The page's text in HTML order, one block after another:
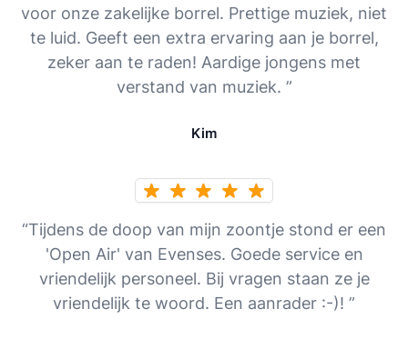
voor onze zakelijke borrel. Prettige muziek, niet
te luid. Geeft een extra ervaring aan je borrel,
zeker aan te raden! Aardige jongens met
verstand van muziek. ”
Kim
“Tijdens de doop van mijn zoontje stond er een
'Open Air' van Evenses. Goede service en
vriendelijk personeel. Bij vragen staan ze je
vriendelijk te woord. Een aanrader :-)! ”